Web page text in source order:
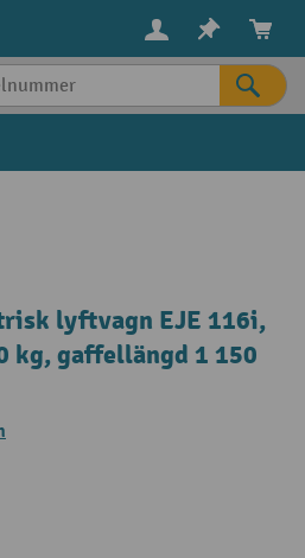
lyftvagn EJE 116i,
kg, gaffellängd 1 150